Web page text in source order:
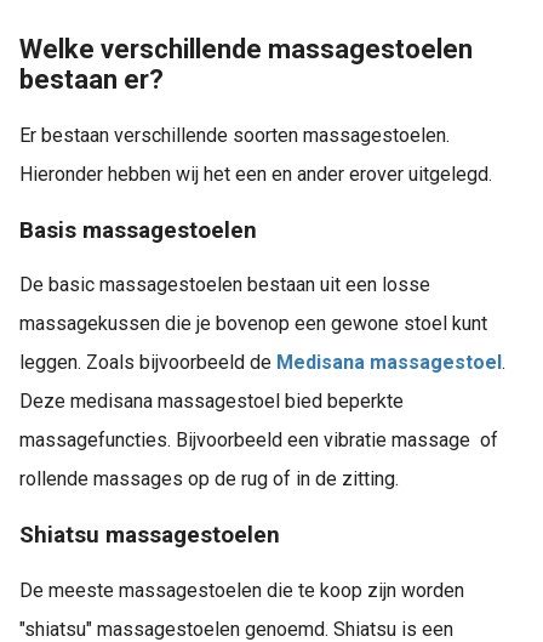
Welke verschillende massagestoelen
bestaan er?
Er bestaan verschillende soorten massagestoelen.
Hieronder hebben wij het een en ander erover uitgelegd.
Basis massagestoelen
De basic massagestoelen bestaan uit een losse
massagekussen die je bovenop een gewone stoel kunt
leggen. Zoals bijvoorbeeld de Medisana massagestoel .
Deze medisana massagestoel bied beperkte
massagefuncties. Bijvoorbeeld een vibratie massage of
rollende massages op de rug of in de zitting.
Shiatsu massagestoelen
De meeste massagestoelen die te koop zijn worden
"shiatsu" massagestoelen genoemd. Shiatsu is een